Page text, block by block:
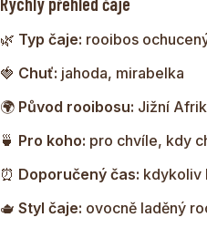
🌿 Typ čaje: rooibos
🍓 Chuť: jahoda, mirabelka
🌍 Původ rooibosu: Jižní
🍵 Pro koho: pro chvíle, kdy
⏰ Doporučený čas: kdykoliv
🫖 Styl čaje: ovocně laděný